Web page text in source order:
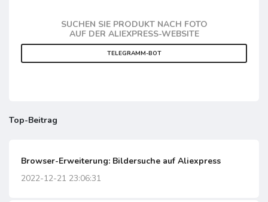
SUCHEN SIE PRODUKT NACH FOTO
AUF DER ALIEXPRESS-WEBSITE
TELEGRAMM-BOT
Top-Beitrag
Browser-Erweiterung: Bildersuche auf Aliexpress
2022-12-21 23:06:31